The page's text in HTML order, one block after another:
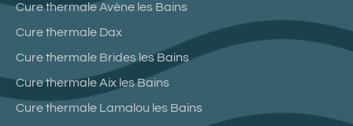
Cure thermale Avène les Bains
Cure thermale Dax
Cure thermale Brides les Bains
Cure thermale Aix les Bains
Cure thermale Lamalou les Bains